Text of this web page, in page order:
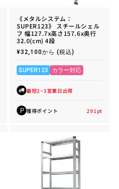
《メタルシステム：
SUPER123》 スチールシェル
フ 幅127.7x高さ157.6x奥行
32.0(cm) 4段
通
価
格
¥32,100から (税込)
SUPER123 カラー対応
最短2~3営業日出荷
P 獲得ポイント 291 pt